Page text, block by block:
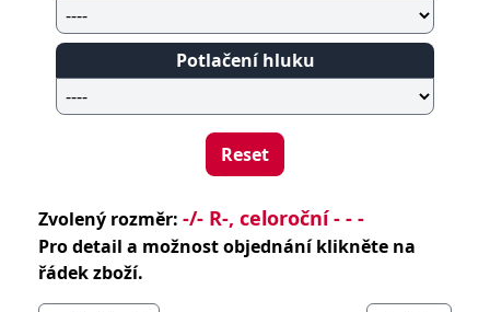
Potlačení hluku
Reset
Zvolený rozměr: -/- R-, celoroční - - -
Pro detail a možnost objednání klikněte na
řádek zboží.